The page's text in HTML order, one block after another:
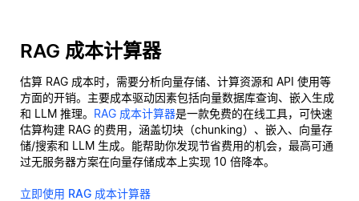
RAG 成本计算器
估算 RAG 成本时，需要分析向量存储、计算资源和 API 使用等
方面的开销。主要成本驱动因素包括向量数据库查询、嵌入生成
和 LLM 推理。 RAG 成本计算器是一款免费的在线工具，可快速
估算构建 RAG 的费用，涵盖切块（chunking）、嵌入、向量存
储/搜索和 LLM 生成。能帮助你发现节省费用的机会，最高可通
过无服务器方案在向量存储成本上实现 10 倍降本。
立即使用 RAG 成本计算器